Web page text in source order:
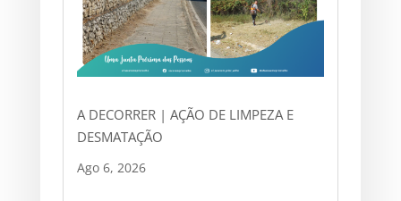
A DECORRER | AÇÃO DE LIMPEZA E
DESMATAÇÃO
Ago 6, 2026